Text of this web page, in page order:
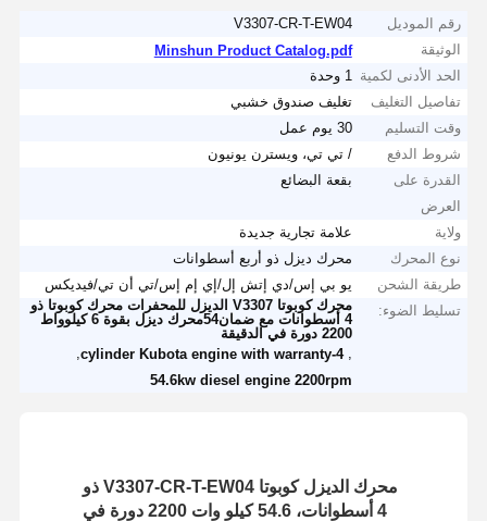
رقم الموديل
V3307-CR-T-EW04
الوثيقة
Minshun Product Catalog.pdf
الحد الأدنى لكمية
1 وحدة
تفاصيل التغليف
تغليف صندوق خشبي
وقت التسليم
30 يوم عمل
شروط الدفع
/ تي تي، ويسترن يونيون
القدرة على
العرض
بقعة البضائع
ولاية
علامة تجارية جديدة
نوع المحرك
محرك ديزل ذو أربع أسطوانات
طريقة الشحن
يو بي إس/دي إتش إل/إي إم إس/تي أن تي/فيديكس
تسليط الضوء:
محرك كوبوتا V3307 الديزل للمحفرات محرك كوبوتا ذو
4 أسطوانات مع ضمان54محرك ديزل بقوة 6 كيلوواط
2200 دورة في الدقيقة
,
4-cylinder Kubota engine with warranty
54.6kw diesel engine 2200rpm
محرك الديزل كوبوتا V3307-CR-T-EW04 ذو
4 أسطوانات، 54.6 كيلو وات 2200 دورة في